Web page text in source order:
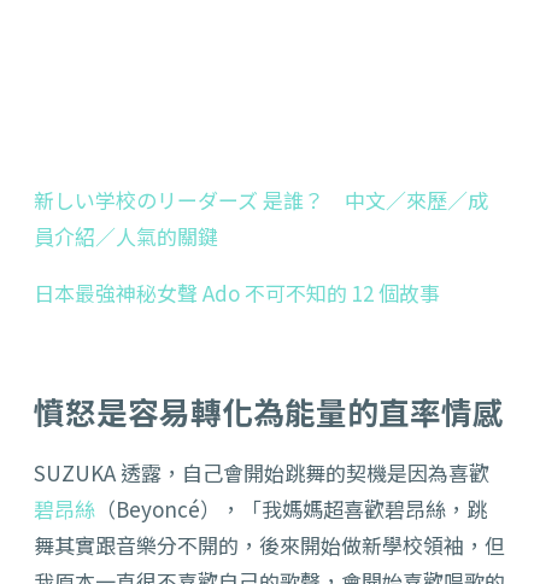
新しい学校のリーダーズ 是誰？ 中文／來歷／成
員介紹／人氣的關鍵
日本最強神秘女聲 Ado 不可不知的 12 個故事
憤怒是容易轉化為能量的直率情感
SUZUKA 透露，自己會開始跳舞的契機是因為喜歡
碧昂絲 （Beyoncé），「我媽媽超喜歡碧昂絲，跳
舞其實跟音樂分不開的，後來開始做新學校領袖，但